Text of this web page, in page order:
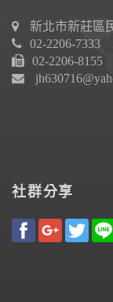
新北市新莊區
02-2206-7333
02-2206-8155
社群分享